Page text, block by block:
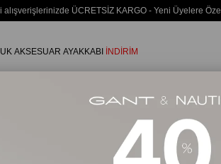
alışverişlerinizde ÜCRETSİZ KARGO - Yeni Üyelere
AKSESUAR AYAKKABI İNDİRİM